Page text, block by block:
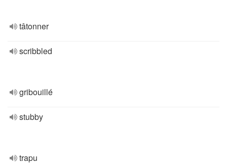
tâtonner
scribbled
gribouillé
stubby
trapu